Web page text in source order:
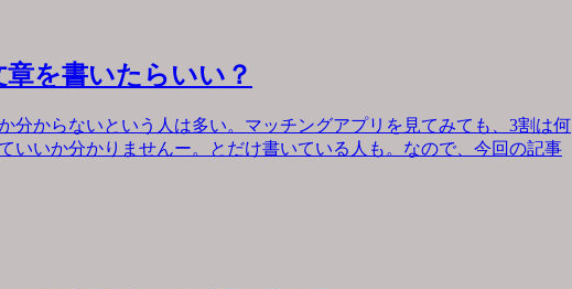
を書いたらいい？
分からないという人は多い。マッチングアプリを見てみても、3割は何
いいか分かりませんー。とだけ書いている人も。なので、今回の記事